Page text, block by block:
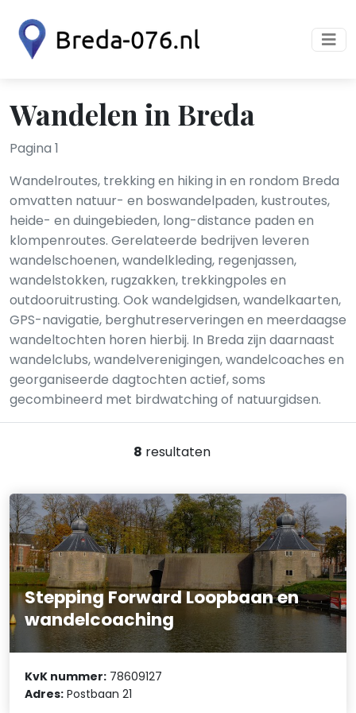
Wandelen in Breda
Pagina 1
Wandelroutes, trekking en hiking in en rondom Breda
omvatten natuur- en boswandelpaden, kustroutes,
heide- en duingebieden, long-distance paden en
klompenroutes. Gerelateerde bedrijven leveren
wandelschoenen, wandelkleding, regenjassen,
wandelstokken, rugzakken, trekkingpoles en
outdooruitrusting. Ook wandelgidsen, wandelkaarten,
GPS-navigatie, berghutreserveringen en meerdaagse
wandeltochten horen hierbij. In Breda zijn daarnaast
wandelclubs, wandelverenigingen, wandelcoaches en
georganiseerde dagtochten actief, soms
gecombineerd met birdwatching of natuurgidsen.
8 resultaten
Stepping Forward Loopbaan en
wandelcoaching
KvK nummer: 78609127
Adres: Postbaan 21